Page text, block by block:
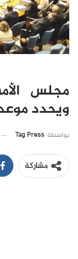
مجلس
ويحدد
بواسطة Tag Press
مشاركة